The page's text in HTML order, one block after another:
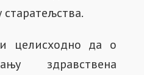
целисходно да о
здравствена